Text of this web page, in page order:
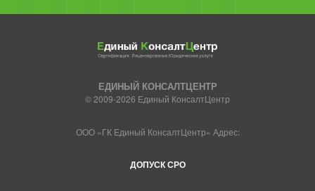
ЕДИНЫЙ КОНСАЛТЦЕНТР
© 2009-2026 Единый КонсалтЦентр
ООО «ГК Единый КонсалтЦентр» Адрес:
ДОПУСК СРО